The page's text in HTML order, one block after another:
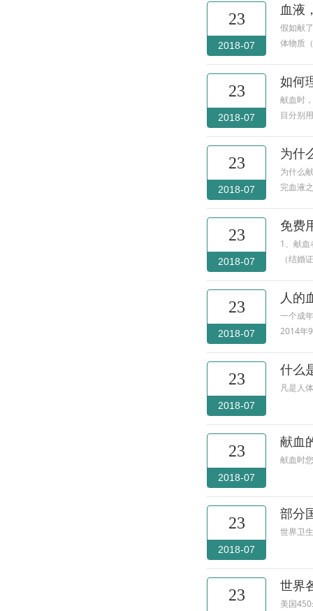
23
2018-07
血液
假如献
体物质
23
2018-07
如何
献血时
目分别
23
2018-07
为什
为什么
完血液
23
2018-07
免费
1、献
（结
23
2018-07
人的
一个成
2014年
23
2018-07
什么
凡是人
23
2018-07
献血
献血时
23
2018-07
部分
世界卫
23
世界
美国